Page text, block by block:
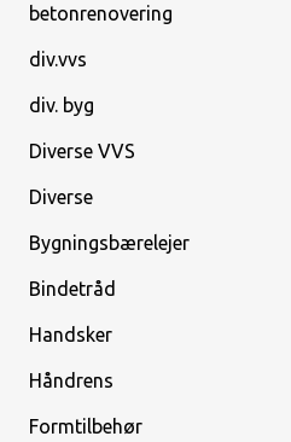
betonrenovering
div.vvs
div. byg
Diverse VVS
Diverse
Bygningsbærelejer
Bindetråd
Handsker
Håndrens
Formtilbehør